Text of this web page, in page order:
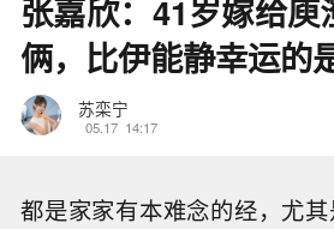
张嘉欣：41岁嫁给庾
俩，比伊能静幸运的
苏栾宁
05.17 14:17
都是家家有本难念的经，尤